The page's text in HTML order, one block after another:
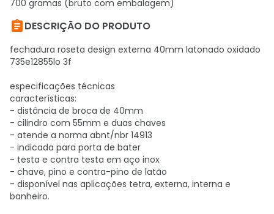
700 gramas (bruto com embalagem)
DESCRIÇÃO DO PRODUTO
fechadura roseta design externa 40mm latonado oxidado
735e12855lo 3f
especificações técnicas
características:
- distância de broca de 40mm
- cilindro com 55mm e duas chaves
- atende a norma abnt/nbr 14913
- indicada para porta de bater
- testa e contra testa em aço inox
- chave, pino e contra-pino de latão
- disponível nas aplicações tetra, externa, interna e
banheiro.